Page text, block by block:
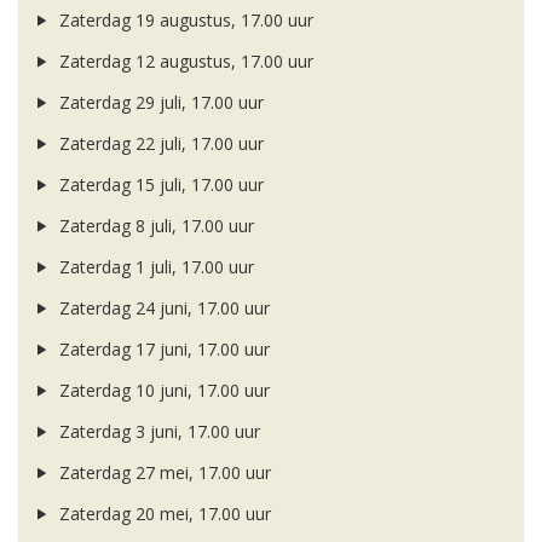
Zaterdag 19 augustus, 17.00 uur
Zaterdag 12 augustus, 17.00 uur
Zaterdag 29 juli, 17.00 uur
Zaterdag 22 juli, 17.00 uur
Zaterdag 15 juli, 17.00 uur
Zaterdag 8 juli, 17.00 uur
Zaterdag 1 juli, 17.00 uur
Zaterdag 24 juni, 17.00 uur
Zaterdag 17 juni, 17.00 uur
Zaterdag 10 juni, 17.00 uur
Zaterdag 3 juni, 17.00 uur
Zaterdag 27 mei, 17.00 uur
Zaterdag 20 mei, 17.00 uur